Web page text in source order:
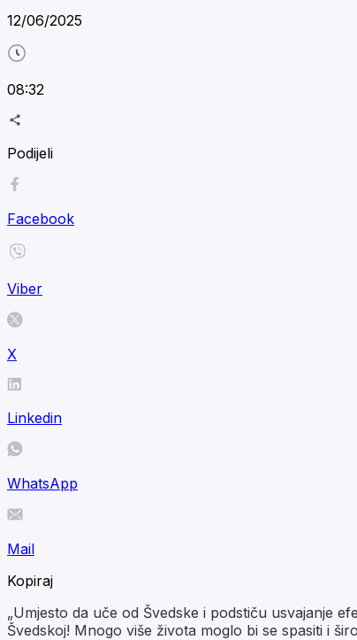
12/06/2025
08:32
Podijeli
Facebook
Viber
X
Linkedin
WhatsApp
Mail
Kopiraj
„Umjesto da uče od Švedske i podstiču usvajanje
Švedskoj! Mnogo više života moglo bi se spasiti i